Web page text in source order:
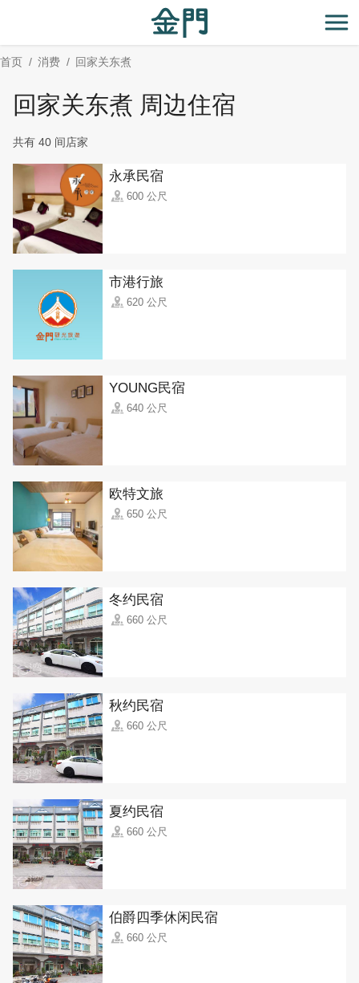
主
要
开
首页 消费 回家关东煮
回家关东煮 周边住宿
共有 40 间店家
永承民宿
600 公尺
市港行旅
620 公尺
YOUNG民宿
640 公尺
欧特文旅
650 公尺
冬约民宿
660 公尺
秋约民宿
660 公尺
夏约民宿
660 公尺
伯爵四季休闲民宿
660 公尺